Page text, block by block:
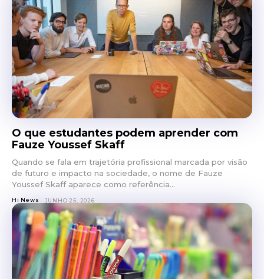
O que estudantes podem aprender com
Fauze Youssef Skaff
Quando se fala em trajetória profissional marcada por visão
de futuro e impacto na sociedade, o nome de Fauze
Youssef Skaff aparece como referência...
Hi News JUNHO 25, 2026